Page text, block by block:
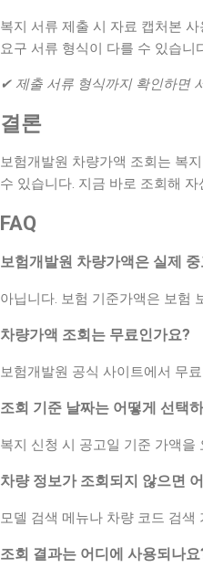
복지 서류 제출 시 자료 캡처본
요구 서류 형식이 다를 수 있습니
✔ 제출 서류 형식까지 확인하면
결론
보험개발원 차량가액 조회는 복
수 있습니다. 지금 바로 조회해
FAQ
보험개발원 차량가액은 실제
아닙니다. 보험 기준가액은 보험
차량가액 조회는 무료인가요?
보험개발원 공식 사이트에서 무
조회 기준 날짜는 어떻게 선택
복지 신청 시 공고일 기준 가액을
차량 정보가 조회되지 않으면
모델 검색 메뉴나 차량 코드 검색
조회 결과는 어디에 사용되나요